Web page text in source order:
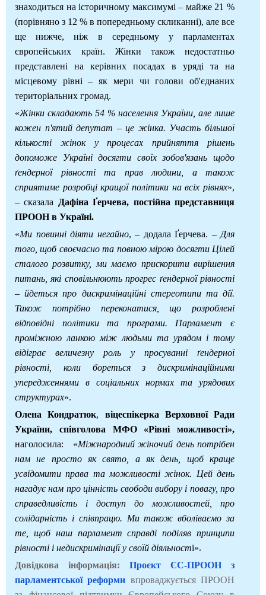
знаходиться на історичному максимумі – майже 21 %
(порівняно з 12 % в попередньому скликанні), але все
ще нижче, ніж в середньому у парламентах
європейських країн. Жінки також недостатньо
представлені на керівних посадах в уряді та на
місцевому рівні – як мери чи голови об'єднаних
територіальних громад.
«Жінки складають 54 % населення України, але лише
кожен п'ятий депутат – це жінка. Участь більшої
кількості жінок у процесах прийняття рішень
допоможе Україні досягти своїх зобов'язань щодо
ґендерної рівності та прав людини, а також
сприятиме розробці кращої політики на всіх рівнях»,
– сказала
Дафіна Ґерчева, постійна представниця
ПРООН в Україні.
«Ми повинні діяти негайно, – додала Ґерчева. – Для
того, щоб своєчасно та повною мірою досягти Цілей
сталого розвитку, ми маємо прискорити вирішення
питань, які сповільнюють прогрес ґендерної рівності
– йдеться про дискримінаційні стереотипи та дії.
Також потрібно переконатися, що розроблені
відповідні політики та програми. Парламент є
проміжною ланкою між людьми та урядом і тому
відіграє величезну роль у просуванні ґендерної
рівності, коли бореться з дискримінаційними
упередженнями в соціальних нормах та урядових
структурах».
Олена Кондратюк, віцеспікерка Верховної Ради
України, співголова МФО «Рівні можливості»,
наголосила:
«Міжнародний жіночий день потрібен
нам не просто як свято, а як день, щоб краще
усвідомити права та можливості жінок. Цей день
нагадує нам про цінність свободи вибору і повагу, про
справедливість і доступ до можливостей, про
солідарність і співпрацю. Ми також вболіваємо за
те, щоб наш парламент справді поділяв принципи
рівності і недискримінації у своїй діяльності».
Довідкова інформація: Проєкт ЄС-ПРООН з
парламентської реформи впроваджується ПРООН